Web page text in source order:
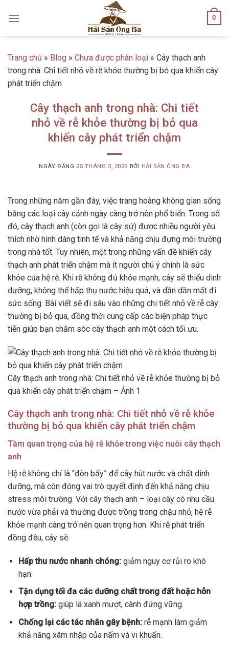
0
Trang chủ » Blog » Chưa được phân loại » Cây thạch anh
trong nhà: Chi tiết nhỏ về rễ khỏe thường bị bỏ qua khiến cây
phát triển chậm
Cây thạch anh trong nhà: Chi tiết
nhỏ về rễ khỏe thường bị bỏ qua
khiến cây phát triển chậm
NGÀY ĐĂNG 25 THÁNG 3, 2026 BỞI HẢI SẢN ÔNG BA
Trong những năm gần đây, việc trang hoàng không gian sống
bằng các loại cây cảnh ngày càng trở nên phổ biến. Trong số
đó, cây thạch anh (còn gọi là cây sứ) được nhiều người yêu
thích nhờ hình dáng tinh tế và khả năng chịu đựng môi trường
trong nhà tốt. Tuy nhiên, một trong những vấn đề khiến cây
thạch anh phát triển chậm mà ít người chú ý chính là sức
khỏe của hệ rễ. Khi rễ không đủ khỏe mạnh, cây sẽ thiếu dinh
dưỡng, không thể hấp thụ nước hiệu quả, và dần dần mất đi
sức sống. Bài viết sẽ đi sâu vào những chi tiết nhỏ về rễ cây
thường bị bỏ qua, đồng thời cung cấp các biện pháp thực
tiễn giúp bạn chăm sóc cây thạch anh một cách tối ưu.
Cây thạch anh trong nhà: Chi tiết nhỏ về rễ khỏe thường bị bỏ
qua khiến cây phát triển chậm – Ảnh 1
Cây thạch anh trong nhà: Chi tiết nhỏ về rễ khỏe
thường bị bỏ qua khiến cây phát triển chậm
Tầm quan trọng của hệ rễ khỏe trong việc nuôi cây thạch
anh
Hệ rễ không chỉ là “đòn bẩy” để cây hút nước và chất dinh
dưỡng, mà còn đóng vai trò quyết định đến khả năng chịu
stress môi trường. Với cây thạch anh – loại cây có nhu cầu
nước vừa phải và thường được trồng trong chậu nhỏ, hệ rễ
khỏe mạnh càng trở nên quan trọng hơn. Khi rễ phát triển
đồng đều, cây sẽ:
Hấp thu nước nhanh chóng:giảm nguy cơ rủi ro khô
hạn.
Tận dụng tối đa các dưỡng chất trong đất hoặc hỗn
hợp trồng:giúp lá xanh mượt, cành đứng vững.
Chống lại các tác nhân gây bệnh:rễ mạnh làm giảm
khả năng xâm nhập của nấm và vi khuẩn.